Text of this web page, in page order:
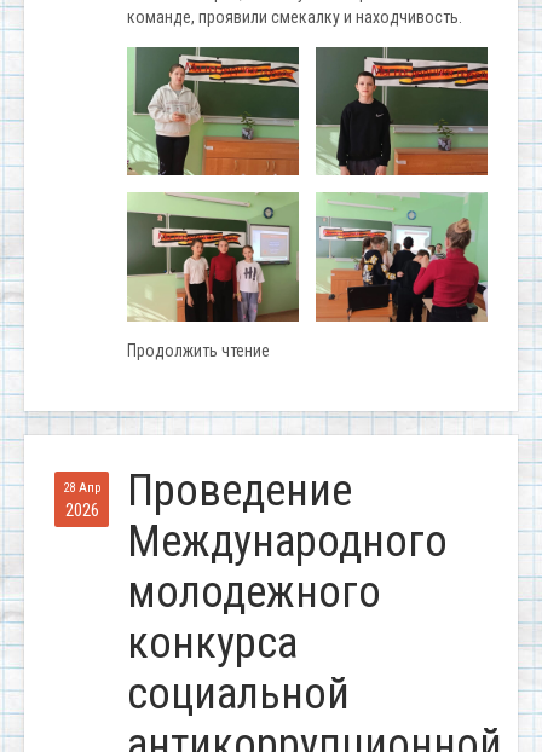
команде, проявили смекалку и находчивость.
Продолжить чтение
28 Апр
2026
Проведение
Международного
молодежного
конкурса
социальной